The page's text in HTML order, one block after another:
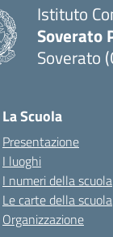
Istituto
Soverato
Soverato
La Scuola
Presentazione
I luoghi
I numeri della scuola
Le carte della scuola
Organizzazione